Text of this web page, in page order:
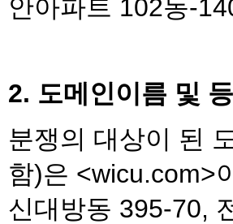
안아파트 102동-
2. 도메인이름 및
분쟁의 대상이 된
함)은 <wicu.com>
신대방동 395-70,